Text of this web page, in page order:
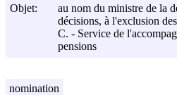
Objet:
au nom du ministre de la
décisions, à l'exclusion
C. - Service de
pensions
nomination